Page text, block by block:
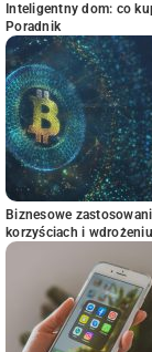
Inteligentny dom: co
Poradnik
Biznesowe
korzyściach i wdrożeniu